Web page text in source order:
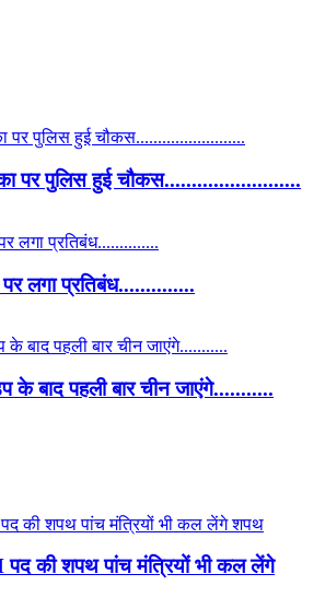
पर पुलिस हुई चौकस.........................
लगा प्रतिबंध..............
के बाद पहली बार चीन जाएंगे...........
की शपथ पांच मंत्रियों भी कल लेंगे